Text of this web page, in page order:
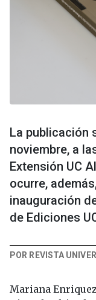
La publicación
noviembre, a
Extensión UC
ocurre,
inauguración
de Ediciones
POR REVISTA
Mariana